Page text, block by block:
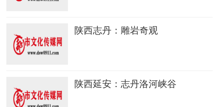
陕西志丹：雕岩奇观
陕西延安：志丹洛河峡谷